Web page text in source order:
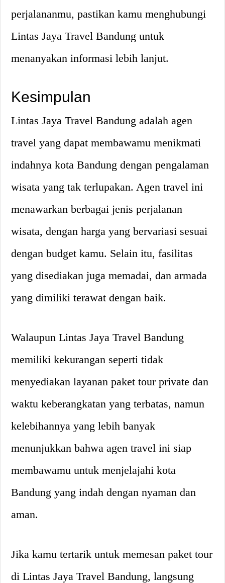
perjalananmu, pastikan kamu menghubungi
Lintas Jaya Travel Bandung untuk
menanyakan informasi lebih lanjut.
Kesimpulan
Lintas Jaya Travel Bandung adalah agen
travel yang dapat membawamu menikmati
indahnya kota Bandung dengan pengalaman
wisata yang tak terlupakan. Agen travel ini
menawarkan berbagai jenis perjalanan
wisata, dengan harga yang bervariasi sesuai
dengan budget kamu. Selain itu, fasilitas
yang disediakan juga memadai, dan armada
yang dimiliki terawat dengan baik.
Walaupun Lintas Jaya Travel Bandung
memiliki kekurangan seperti tidak
menyediakan layanan paket tour private dan
waktu keberangkatan yang terbatas, namun
kelebihannya yang lebih banyak
menunjukkan bahwa agen travel ini siap
membawamu untuk menjelajahi kota
Bandung yang indah dengan nyaman dan
aman.
Jika kamu tertarik untuk memesan paket tour
di Lintas Jaya Travel Bandung, langsung